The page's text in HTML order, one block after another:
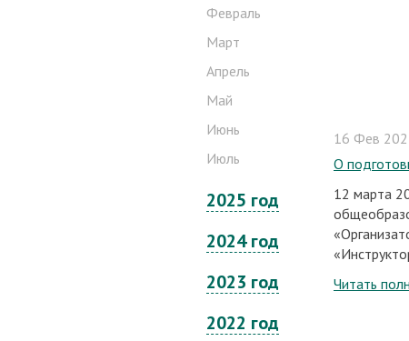
Февраль
Март
Апрель
Май
Июнь
Июль
2025 год
2024 год
2023 год
2022 год
16 Фев
О
12 марта
Читать